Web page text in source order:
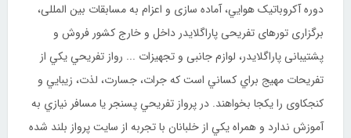
دوره آکروباتيک هوايي، آماده سازی و اعزام به مسابقات بين المللی،
برگزاری تورهای تفریحی پاراگلایدر داخل و خارج کشور فروش و
پشتيبانی پاراگلايدر، لوازم جانبی و تجهیزات ... رواز تفريحي يکي از
تفريحات مهيج براي کساني است که جرات، جسارت، لذت، زيبايي و
کنجکاوی را يکجا بخواهند. در پرواز تفريحي پسنجر يا مسافر نيازي به
آموزش ندارد و همراه يکي از خلبانان با تجربه از سايت پرواز بلند شده